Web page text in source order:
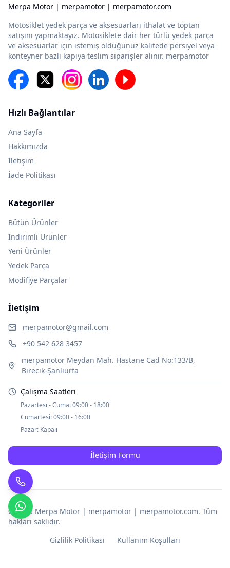
Merpa Motor | merpamotor | merpamotor.com
Motosiklet yedek parça ve aksesuarları ithalat ve toptan
satışını yapmaktayız. Motosiklete dair her türlü yedek parça
ve aksesuarlar için istemiş olduğunuz kalitede persiyel veya
konteyner bazlı kapıya teslim siparişler alınır. merpamotor
Hızlı Bağlantılar
Ana Sayfa
Hakkımızda
İletişim
İade Politikası
Kategoriler
Bütün Ürünler
İndirimli Ürünler
Yeni Ürünler
Yedek Parça
Modifiye Parçalar
İletişim
merpamotor@gmail.com
+90 542 628 3457
merpamotor Meydan Mah. Hastane Cad No:133/B,
Birecik-Şanlıurfa
Çalışma Saatleri
Pazartesi - Cuma:09:00 - 18:00
Cumartesi:09:00 - 16:00
Pazar: Kapalı
İletişim Formu
© 2025 Merpa Motor | merpamotor | merpamotor.com. Tüm
hakları saklıdır.
Gizlilik Politikası
Kullanım Koşulları